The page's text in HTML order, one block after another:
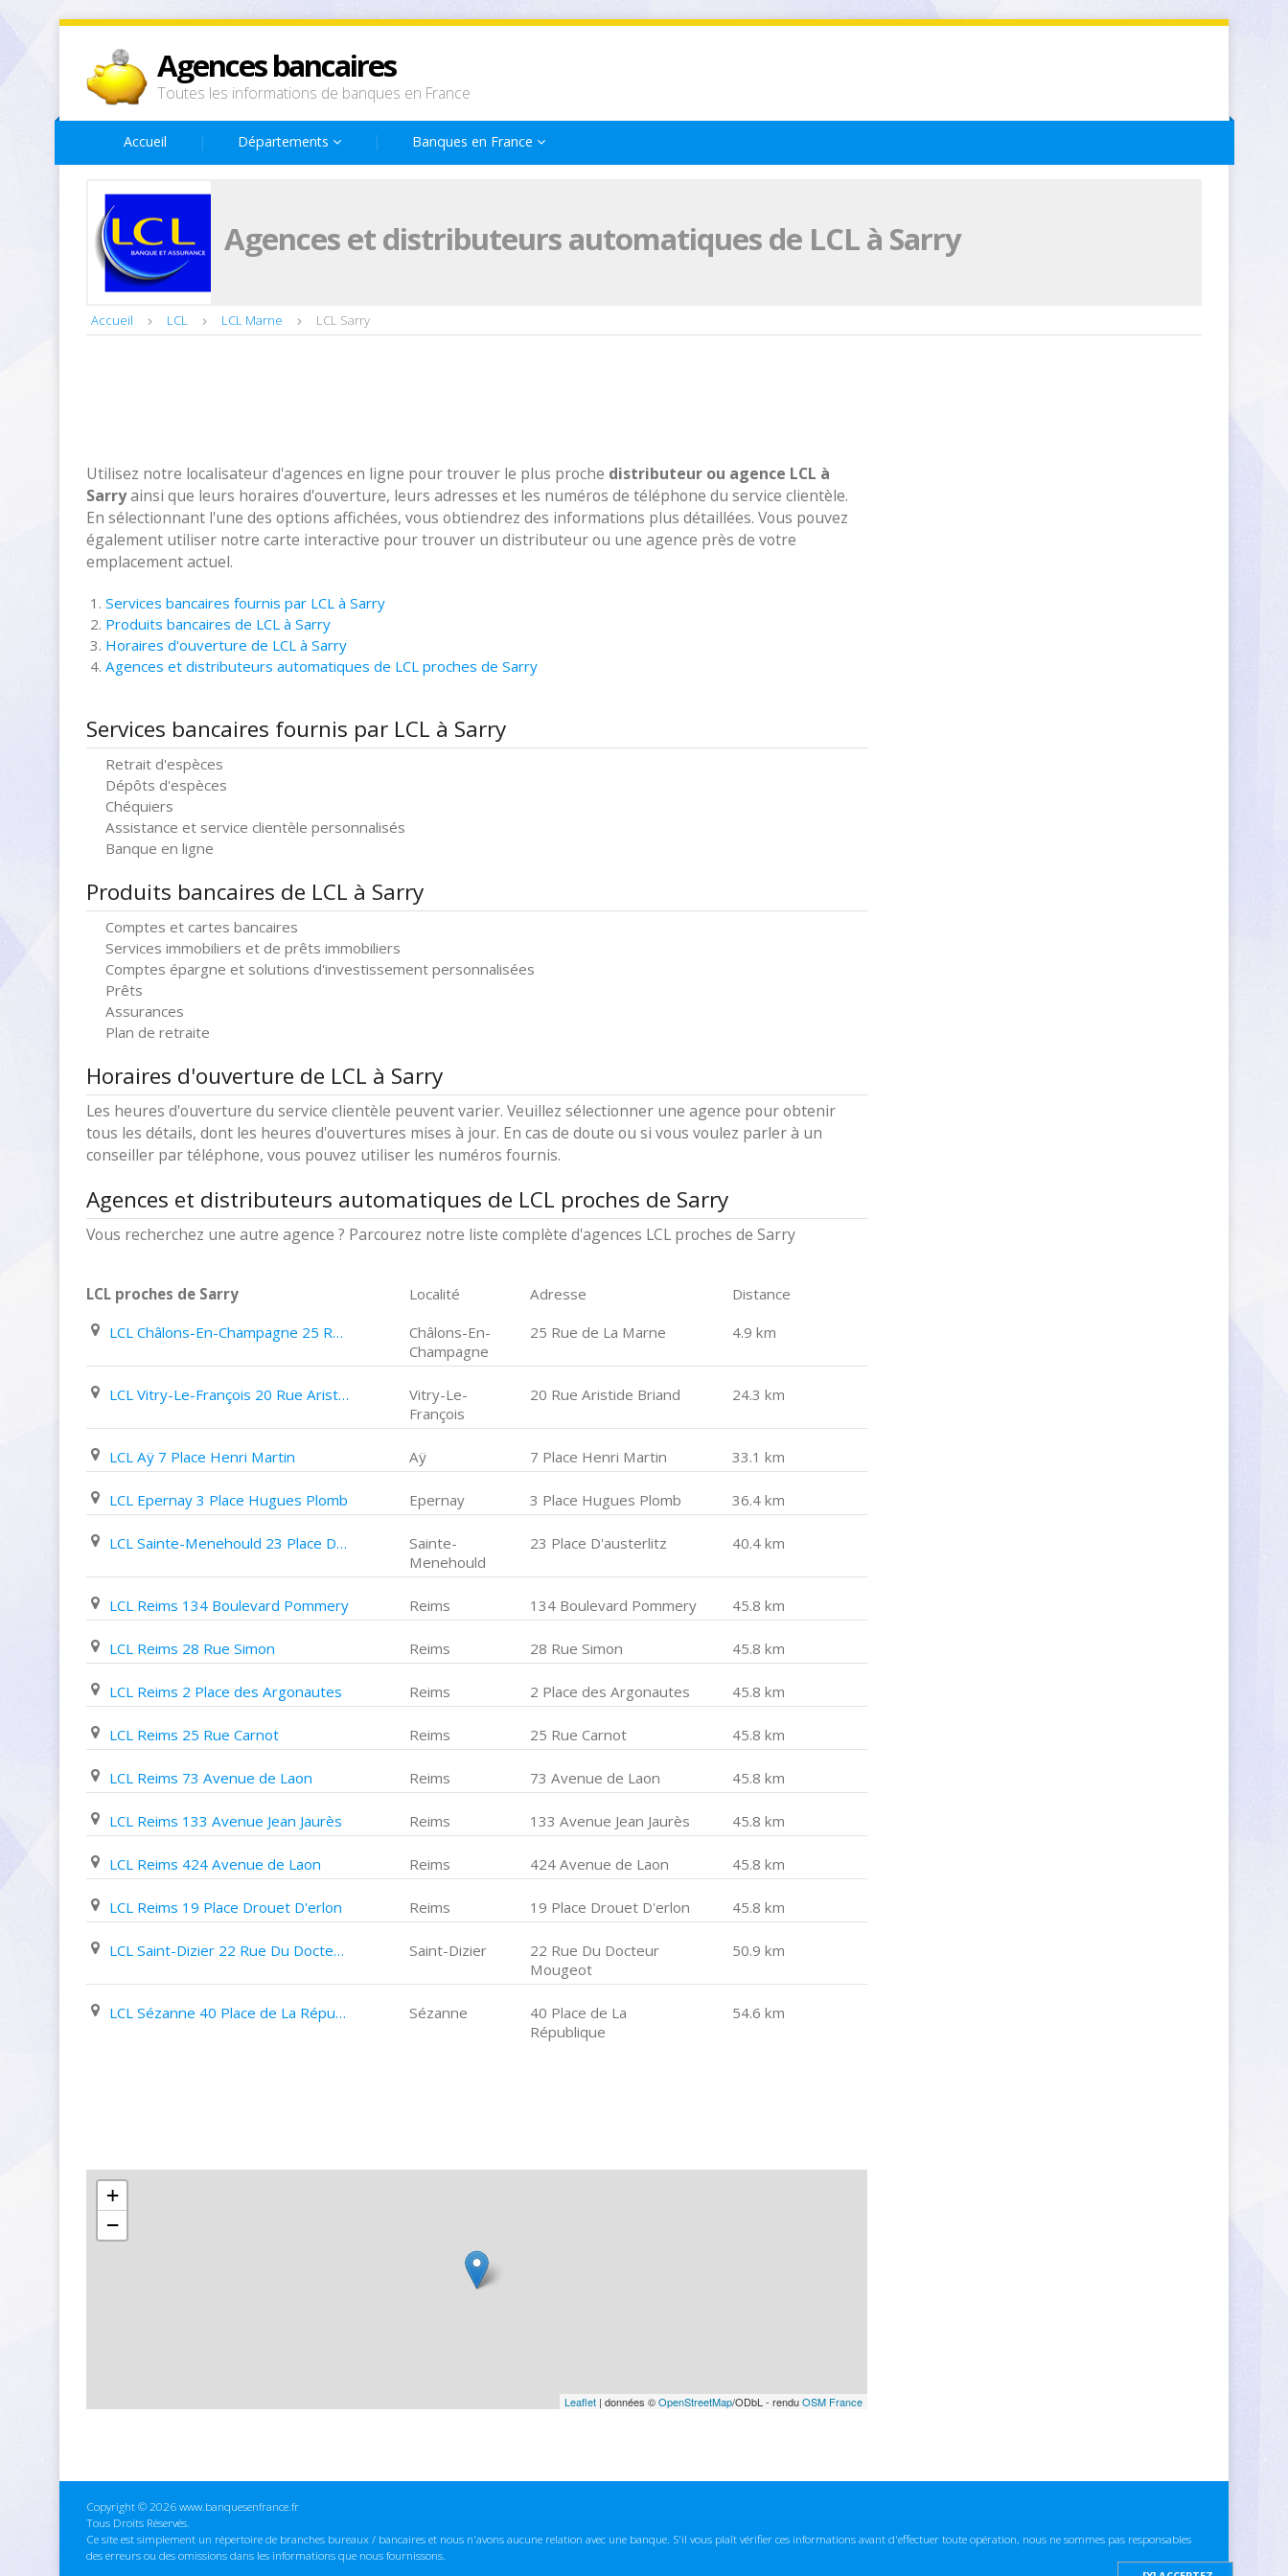
Agences bancaires
Toutes les informations de banques en France
Accueil Départements Banques en France
Agences et distributeurs automatiques de LCL à Sarry
Accueil LCL LCL Marne LCL Sarry
Utilisez notre localisateur d'agences en ligne pour trouver le plus proche distributeur ou agence LCL à
Sarryainsi que leurs horaires d'ouverture, leurs adresses et les numéros de téléphone du service clientèle.
En sélectionnant l'une des options affichées, vous obtiendrez des informations plus détaillées. Vous pouvez
également utiliser notre carte interactive pour trouver un distributeur ou une agence près de votre
emplacement actuel.
Services bancaires fournis par LCL à Sarry
Produits bancaires de LCL à Sarry
Horaires d'ouverture de LCL à Sarry
Agences et distributeurs automatiques de LCL proches de Sarry
Services bancaires fournis par LCL à Sarry
Retrait d'espèces
Dépôts d'espèces
Chéquiers
Assistance et service clientèle personnalisés
Banque en ligne
Produits bancaires de LCL à Sarry
Comptes et cartes bancaires
Services immobiliers et de prêts immobiliers
Comptes épargne et solutions d'investissement personnalisées
Prêts
Assurances
Plan de retraite
Horaires d'ouverture de LCL à Sarry
Les heures d'ouverture du service clientèle peuvent varier. Veuillez sélectionner une agence pour obtenir
tous les détails, dont les heures d'ouvertures mises à jour. En cas de doute ou si vous voulez parler à un
conseiller par téléphone, vous pouvez utiliser les numéros fournis.
Agences et distributeurs automatiques de LCL proches de Sarry
Vous recherchez une autre agence ? Parcourez notre liste complète d'agences LCL proches de Sarry
LCL proches de Sarry Localité Adresse
Distance
LCL Châlons-En-Champagne 25 Rue de La Marne
Châlons-En-
Champagne
25 Rue de La Marne 4.9 km
LCL Vitry-Le-François 20 Rue Aristide Briand
Vitry-Le-
François
20 Rue Aristide Briand 24.3 km
LCL Aÿ 7 Place Henri Martin Aÿ 7 Place Henri Martin 33.1 km
LCL Epernay 3 Place Hugues Plomb Epernay 3 Place Hugues Plomb 36.4 km
LCL Sainte-Menehould 23 Place D'austerlitz
Sainte-
Menehould
23 Place D'austerlitz 40.4 km
LCL Reims 134 Boulevard Pommery Reims 134 Boulevard Pommery 45.8 km
LCL Reims 28 Rue Simon Reims 28 Rue Simon 45.8 km
LCL Reims 2 Place des Argonautes Reims 2 Place des Argonautes 45.8 km
LCL Reims 25 Rue Carnot Reims 25 Rue Carnot 45.8 km
LCL Reims 73 Avenue de Laon Reims 73 Avenue de Laon 45.8 km
LCL Reims 133 Avenue Jean Jaurès Reims 133 Avenue Jean Jaurès 45.8 km
LCL Reims 424 Avenue de Laon Reims 424 Avenue de Laon 45.8 km
LCL Reims 19 Place Drouet D'erlon Reims 19 Place Drouet D'erlon 45.8 km
LCL Saint-Dizier 22 Rue Du Docteur Mougeot Saint-Dizier
22 Rue Du Docteur
Mougeot
50.9 km
LCL Sézanne 40 Place de La République Sézanne
40 Place de La
République
54.6 km
+
−
Leaflet| données ©OpenStreetMap/ODbL - renduOSM France
Copyright © 2026 www.banquesenfrance.fr
Tous Droits Réservés.
Ce site est simplement un répertoire de branches bureaux / bancaires et nous n'avons aucune relation avec une banque. S'il vous plaît vérifier ces informations avant d'effectuer toute opération, nous ne sommes pas responsables
des erreurs ou des omissions dans les informations que nous fournissons.